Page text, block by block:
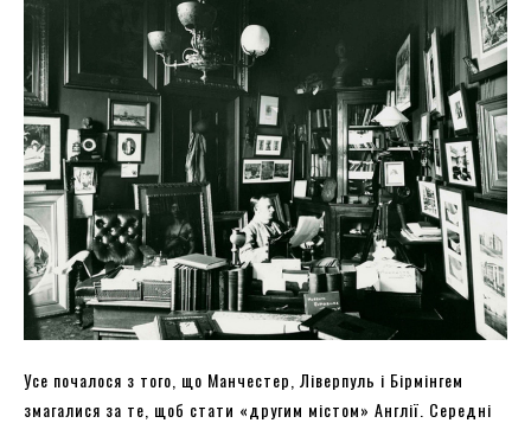
Усе почалося з того, що Манчестер, Ліверпуль і Бірмінгем
змагалися за те, щоб стати «другим містом» Англії. Середні